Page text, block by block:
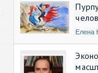
Елена